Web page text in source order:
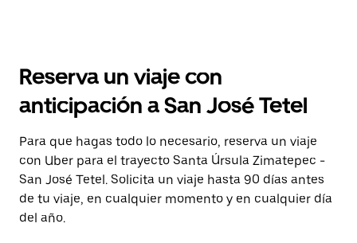
el
y
selecciona
una
fecha.
Presiona
la
tecla Esc
para
cerrar
Reserva un viaje con
anticipación a San José Tetel
Para que hagas todo lo necesario, reserva un viaje
con Uber para el trayecto Santa Úrsula Zimatepec -
San José Tetel. Solicita un viaje hasta 90 días antes
de tu viaje, en cualquier momento y en cualquier día
del año.